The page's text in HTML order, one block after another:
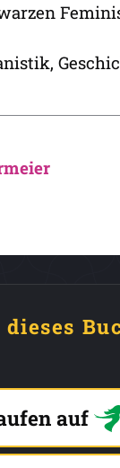
dieses
auf